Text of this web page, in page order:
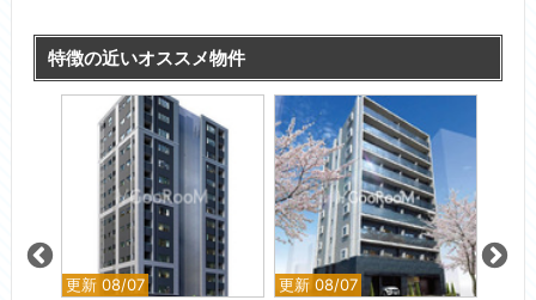
特徴の近いオススメ物件
更新 08/07 更新 08/07